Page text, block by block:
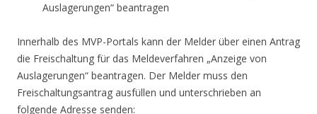
Auslagerungen“ beantragen
Innerhalb des MVP-Portals kann der Melder über einen Antrag
die Freischaltung für das Meldeverfahren „Anzeige von
Auslagerungen“ beantragen. Der Melder muss den
Freischaltungsantrag ausfüllen und unterschrieben an
folgende Adresse senden: